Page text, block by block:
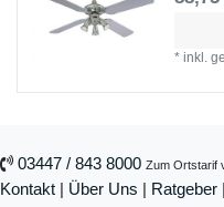
*inkl.
03447 / 843 8000 Zum Ortstarif
Kontakt | Über Uns | Ratgeber |